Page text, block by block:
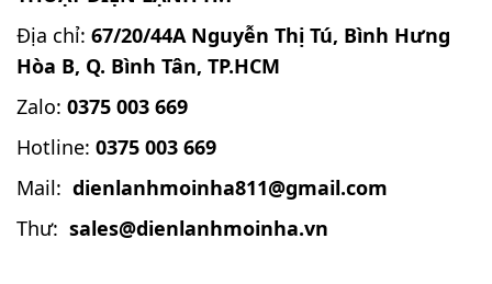
Địa chỉ: 67/20/44A Nguyễn Thị Tú, Bình Hưng
Hòa B, Q. Bình Tân, TP.HCM
Zalo: 0375 003 669
Hotline: 0375 003 669
Mail: dienlanhmoinha811@gmail.com
Thư: sales@dienlanhmoinha.vn